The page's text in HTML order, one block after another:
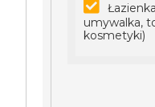
umywalka,
kosmetyki)